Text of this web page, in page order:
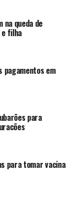
acumula em
na queda de
e filha
pagamentos em
para
para tomar vacina